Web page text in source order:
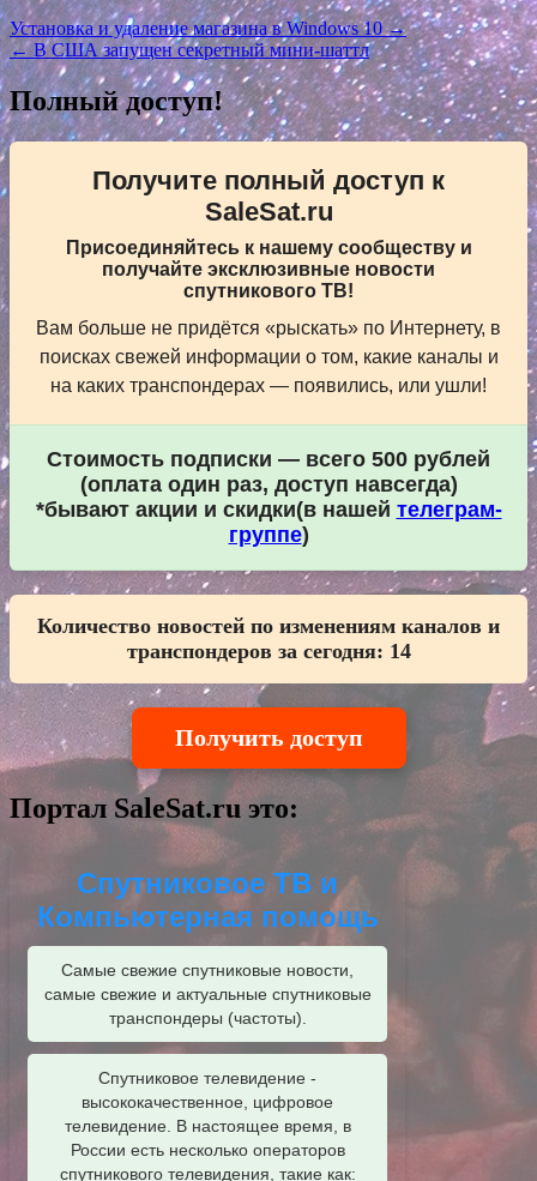
Навигация
по
записям
Установка и удаление магазина в Windows 10 →
← В США запущен секретный мини-шаттл
Полный доступ!
Получите полный доступ к
SaleSat.ru
Присоединяйтесь к нашему сообществу и
получайте эксклюзивные новости
спутникового ТВ!
Вам больше не придётся «рыскать» по Интернету, в
поисках свежей информации о том, какие каналы и
на каких транспондерах — появились, или ушли!
Стоимость подписки — всего 500 рублей
(оплата один раз, доступ навсегда)
*бывают акции и скидки(в нашей телеграм-
группе)
Количество новостей по изменениям каналов и
транспондеров за сегодня: 14
Получить доступ
Портал SaleSat.ru это:
Спутниковое ТВ и
Компьютерная помощь
Самые свежие спутниковые новости,
самые свежие и актуальные спутниковые
транспондеры (частоты).
Спутниковое телевидение -
высококачественное, цифровое
телевидение. В настоящее время, в
России есть несколько операторов
спутникового телевидения, такие как: